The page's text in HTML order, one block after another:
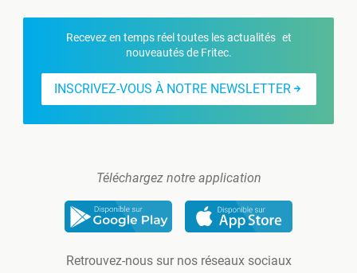
Recevez en temps réel toutes les actualités et
nouveautés de Fritec.
INSCRIVEZ-VOUS À NOTRE NEWSLETTER
Téléchargez notre application
Retrouvez-nous sur nos réseaux sociaux